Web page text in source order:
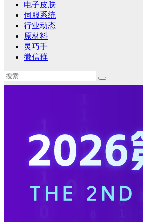
电子皮肤
伺服系统
行业动态
原材料
灵巧手
微信群